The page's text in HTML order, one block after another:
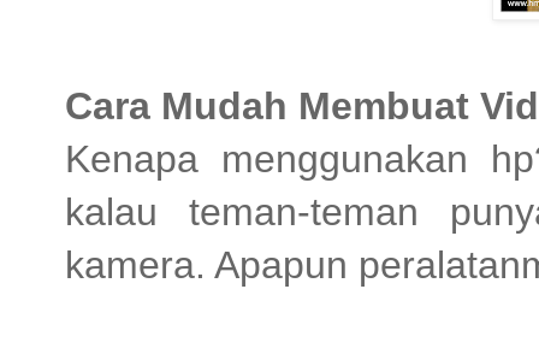
Cara Mudah Membuat
Kenapa menggunakan
kalau teman-teman
kamera. Apapun